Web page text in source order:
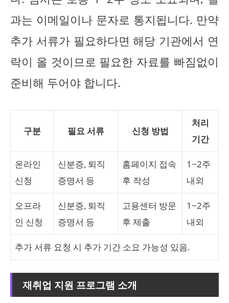
과는 이메일이나 문자로 통지됩니다. 만약
추가 서류가 필요하다면 해당 기관에서 연
락이 올 것이므로 필요한 자료를 빠짐없이
준비해 두어야 합니다.
구분 필요 서류 신청 방법
처리
기간
온라인
신청
신분증, 퇴직
증명서 등
홈페이지 접속
후 작성
1~2주
내외
오프라
인 신청
신분증, 퇴직
증명서 등
고용센터 방문
후 제출
1~2주
내외
추가 서류 요청 시 추가 기간 소요 가능성 있음.
재취업 지원 프로그램 소개